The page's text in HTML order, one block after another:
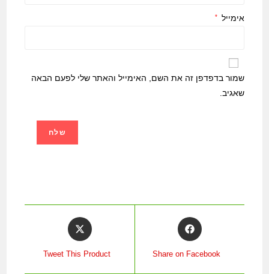
אימייל *
שמור בדפדפן זה את השם, האימייל והאתר שלי לפעם הבאה
שאגיב.
Share on Facebook
Tweet This Product